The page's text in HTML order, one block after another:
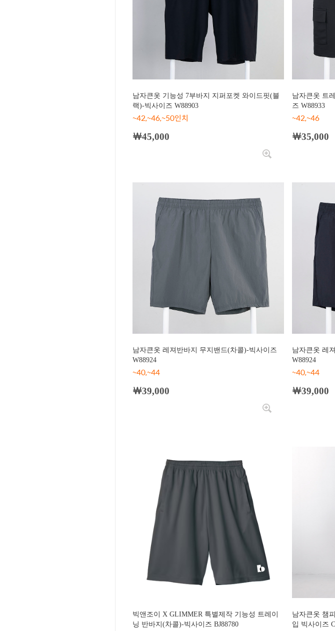
남자큰옷 기능성 7부바지 지퍼포켓 와이드핏(블
랙)-빅사이즈 W88903
~42,~46,~50인치
￦45,000
남자큰옷 트
즈 W88933
~42,~46
￦35,000
남자큰옷 레져반바지 무지밴드(차콜)-빅사이즈
W88924
~40,~44
￦39,000
남자큰옷 레
W88924
~40,~44
￦39,000
빅앤조이 X GLIMMER 특별제작 기능성 트레이
닝 반바지(차콜)-빅사이즈 BJ88780
남자큰옷 챔
입 빅사이즈